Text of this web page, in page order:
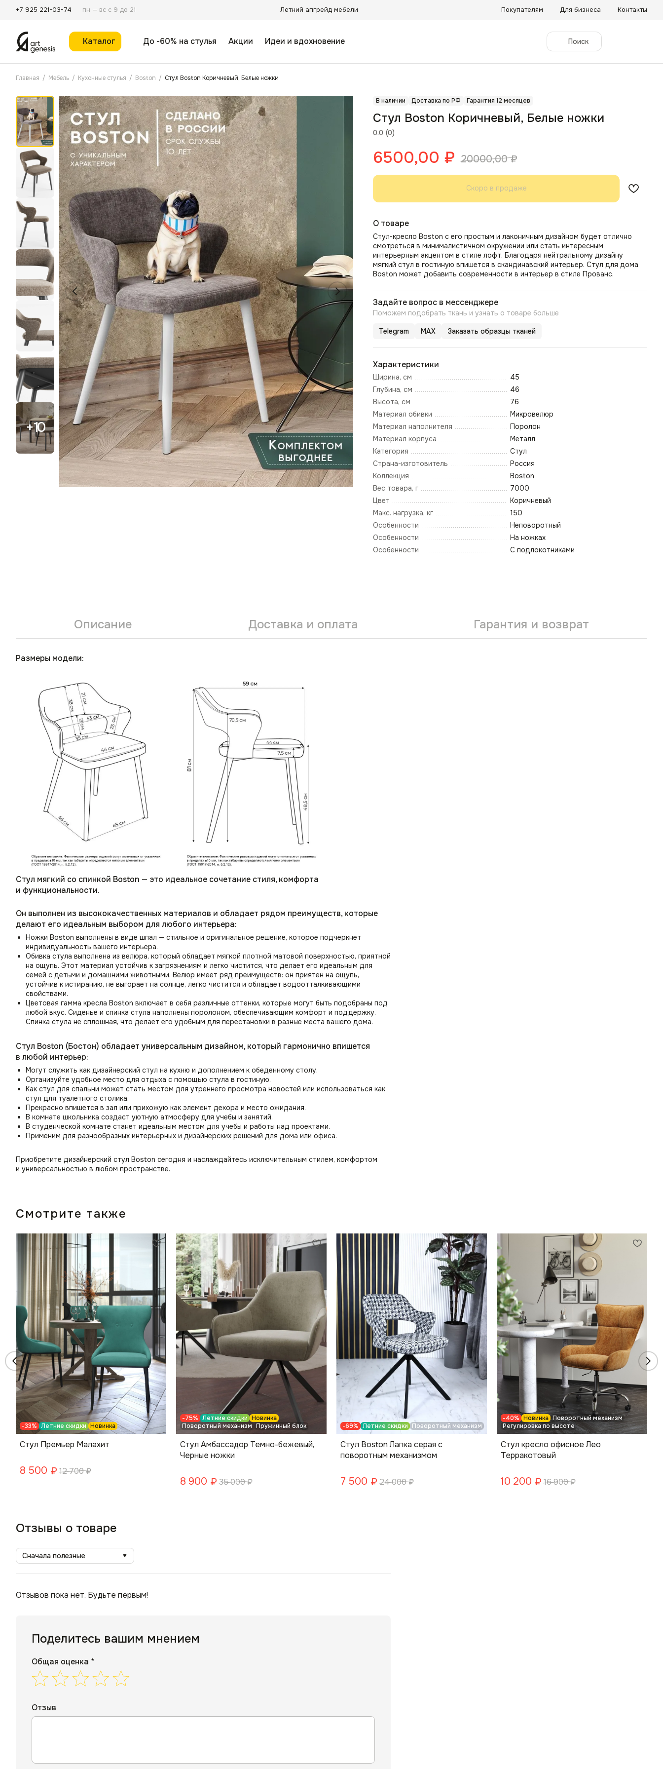
+7 925 221-03-74 пн — вс с 9 до 21 Летний апгрейд мебели Покупателям Для бизнеса Контакты
Каталог До -60% на стулья Акции Идеи и вдохновение Поиск
Главная / Мебель / Кухонные стулья / Boston / Стул Boston Коричневый, Белые ножки
В наличии Доставка по РФ Гарантия 12 месяцев
0.0 (0)
Стул Boston Коричневый, Белые ножки
6500,00 ₽ 20000,00 ₽
О товаре
Стул-кресло Boston с его простым и лаконичным дизайном будет отлично
смотреться в минималистичном окружении или стать интересным
интерьерным акцентом в стиле лофт. Благодаря нейтральному дизайну
мягкий стул в гостиную впишется в скандинавский интерьер. Стул для дома
Boston может добавить современности в интерьер в стиле Прованс.
Задайте вопрос в мессенджере
Поможем подобрать ткань и узнать о товаре больше
Telegram MAX Заказать образцы тканей
Характеристики
Ширина, см
45
Глубина, см
46
Высота, см
76
Материал обивки
Микровелюр
Материал наполнителя
Поролон
Материал корпуса
Металл
Категория
Стул
Страна-изготовитель
Россия
Коллекция
Boston
Вес товара, г
7000
Цвет
Коричневый
Макс. нагрузка, кг
150
Особенности
Неповоротный
Особенности
На ножках
Особенности
С подлокотниками
Описание Доставка и оплата Гарантия и возврат
Размеры модели:
Стул мягкий со спинкой Boston — это идеальное сочетание стиля, комфорта
и функциональности.
Он выполнен из высококачественных материалов и обладает рядом преимуществ, которые
делают его идеальным выбором для любого интерьера:
Ножки Boston выполнены в виде шпал — стильное и оригинальное решение, которое подчеркнет
индивидуальность вашего интерьера.
Обивка стула выполнена из велюра, который обладает мягкой плотной матовой поверхностью, приятной
на ощупь. Этот материал устойчив к загрязнениям и легко чистится, что делает его идеальным для
семей с детьми и домашними животными. Велюр имеет ряд преимуществ: он приятен на ощупь,
устойчив к истиранию, не выгорает на солнце, легко чистится и обладает водоотталкивающими
свойствами.
Цветовая гамма кресла Boston включает в себя различные оттенки, которые могут быть подобраны под
любой вкус. Сиденье и спинка стула наполнены поролоном, обеспечивающим комфорт и поддержку.
Спинка стула не сплошная, что делает его удобным для перестановки в разные места вашего дома.
Стул Boston (Бостон) обладает универсальным дизайном, который гармонично впишется
в любой интерьер:
Могут служить как дизайнерский стул на кухню и дополнением к обеденному столу.
Организуйте удобное место для отдыха с помощью стула в гостиную.
Как стул для спальни может стать местом для утреннего просмотра новостей или использоваться как
стул для туалетного столика.
Прекрасно впишется в зал или прихожую как элемент декора и место ожидания.
В комнате школьника создаст уютную атмосферу для учебы и занятий.
В студенческой комнате станет идеальным местом для учебы и работы над проектами.
Применим для разнообразных интерьерных и дизайнерских решений для дома или офиса.
Приобретите дизайнерский стул Boston сегодня и наслаждайтесь исключительным стилем, комфортом
и универсальностью в любом пространстве.
Смотрите также
-33% Летние скидки Новинка
Стул Премьер Малахит
8 500 ₽ 12 700₽
-75% Летние скидки Новинка
Поворотный механизм Пружинный блок
Стул Амбассадор Темно-бежевый,
Черные ножки
8 900 ₽ 35 000₽
-69% Летние скидки Поворотный механизм
Стул Boston Лапка серая с
поворотным механизмом
7 500 ₽ 24 000₽
-40% Новинка Поворотный механизм
Регулировка по высоте
Стул кресло офисное Лео
Терракотовый
10 200 ₽ 16 900₽
Отзывы о товаре
Сначала полезные
Отзывов пока нет. Будьте первым!
Поделитесь вашим мнением
Общая оценка *
Отзыв